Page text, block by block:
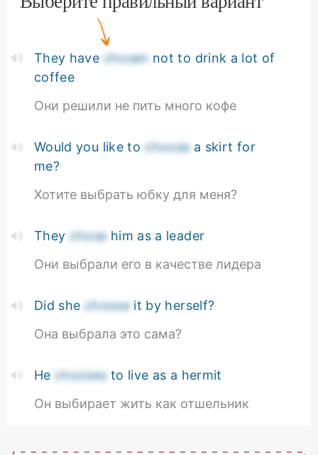
They have chosen not to drink a lot of
coffee
Они решили не пить много кофе
Would you like to choosea skirt for
me?
Хотите выбрать юбку для меня?
They chosehim as a leader
Они выбрали его в качестве лидера
Did she chooseit by herself?
Она выбрала это сама?
He chooses to live as a hermit
Он выбирает жить как отшельник